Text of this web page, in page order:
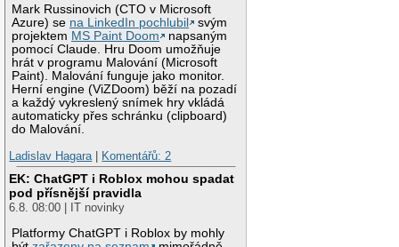
Mark Russinovich (CTO v Microsoft
Azure) se na LinkedIn pochlubil
svým
projektem MS Paint Doom
napsaným
pomocí Claude. Hru Doom umožňuje
hrát v programu Malování (Microsoft
Paint). Malování funguje jako monitor.
Herní engine (ViZDoom) běží na pozadí
a každý vykreslený snímek hry vkládá
automaticky přes schránku (clipboard)
do Malování.
Ladislav Hagara
Komentářů: 2
EK: ChatGPT i Roblox mohou spadat
pod přísnější pravidla
6.8. 08:00 | IT novinky
Platformy ChatGPT i Roblox by mohly